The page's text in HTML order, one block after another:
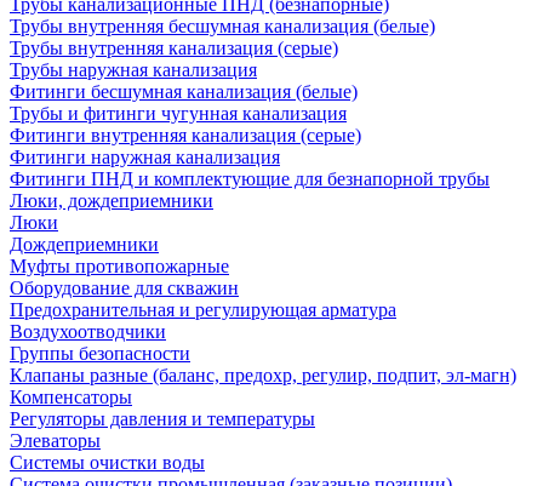
Трубы канализационные ПНД (безнапорные)
Трубы внутренняя бесшумная канализация (белые)
Трубы внутренняя канализация (серые)
Трубы наружная канализация
Фитинги бесшумная канализация (белые)
Трубы и фитинги чугунная канализация
Фитинги внутренняя канализация (серые)
Фитинги наружная канализация
Фитинги ПНД и комплектующие для безнапорной трубы
Люки, дождеприемники
Люки
Дождеприемники
Муфты противопожарные
Оборудование для скважин
Предохранительная и регулирующая арматура
Воздухоотводчики
Группы безопасности
Клапаны разные (баланс, предохр, регулир, подпит, эл-магн)
Компенсаторы
Регуляторы давления и температуры
Элеваторы
Системы очистки воды